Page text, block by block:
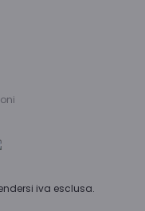
iva esclusa.